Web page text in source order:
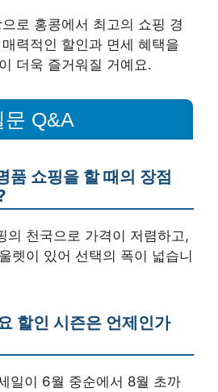
로 홍콩에서 최고의 쇼핑 경
력적인 할인과 면세 혜택을
더욱 즐거워질 거예요.
문 Q&A
품 쇼핑을 할 때의 장점
의 천국으로 가격이 저렴하고,
렛이 있어 선택의 폭이 넓습니
할인 시즌은 언제인가
일이 6월 중순에서 8월 초까